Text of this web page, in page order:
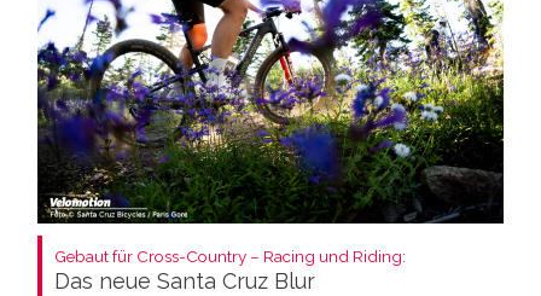
Gebaut für Cross-Country – Racing und Riding:
Das neue Santa Cruz Blur